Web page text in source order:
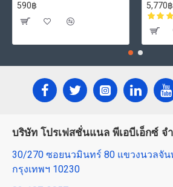
590฿
5,770฿
บริษัท โปรเฟสชั่นแนล พีเอบีเอ็กซ์ จ
30/270 ซอยนวมินทร์ 80 แขวงนวลจัน
กรุงเทพฯ 10230